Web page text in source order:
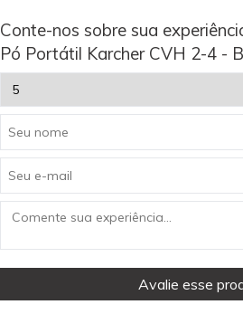
Conte-nos sobre sua
Pó Portátil Karcher CVH 2-4 -
Avalie esse